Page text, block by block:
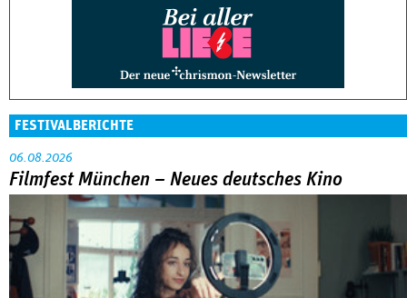
FESTIVALBERICHTE
06.08.2026
Filmfest München – Neues deutsches Kino